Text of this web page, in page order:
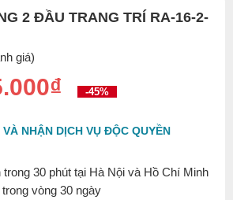
2 ĐẦU TRANG TRÍ RA-16-2-
giá)
-45%
VÀ NHẬN DỊCH VỤ ĐỘC QUYỀN
trong 30 phút tại Hà Nội và Hồ Chí Minh
vòng 30 ngày